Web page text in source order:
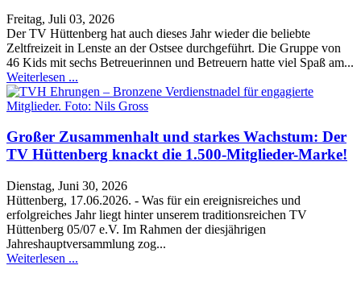
Freitag, Juli 03, 2026
Der TV Hüttenberg hat auch dieses Jahr wieder die beliebte
Zeltfreizeit in Lenste an der Ostsee durchgeführt. Die Gruppe von
46 Kids mit sechs Betreuerinnen und Betreuern hatte viel Spaß am...
Weiterlesen ...
Großer Zusammenhalt und starkes Wachstum: Der
TV Hüttenberg knackt die 1.500-Mitglieder-Marke!
Dienstag, Juni 30, 2026
Hüttenberg, 17.06.2026. - Was für ein ereignisreiches und
erfolgreiches Jahr liegt hinter unserem traditionsreichen TV
Hüttenberg 05/07 e.V. Im Rahmen der diesjährigen
Jahreshauptversammlung zog...
Weiterlesen ...